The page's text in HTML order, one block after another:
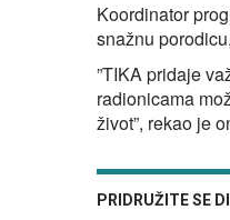
Koordinator
snažnu
”TIKA pridaje
radionicama
život”, rekao je
PRIDRUŽITE SE